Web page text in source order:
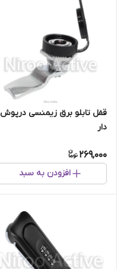
قفل تابلو برق زیمنسی درپوش
دار
269,000
افزودن به سبد